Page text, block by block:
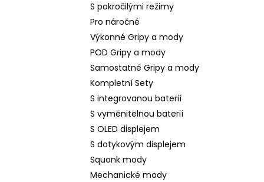
S pokročilými režimy
Pro náročné
Výkonné Gripy a mody
POD Gripy a mody
Samostatné Gripy a mody
Kompletní Sety
S integrovanou baterií
S vyměnitelnou baterií
S OLED displejem
S dotykovým displejem
Squonk mody
Mechanické mody